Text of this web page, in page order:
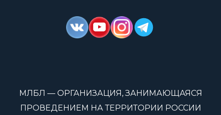
МЛБЛ — ОРГАНИЗАЦИЯ, ЗАНИМАЮЩАЯСЯ
ПРОВЕДЕНИЕМ НА ТЕРРИТОРИИ РОССИИ